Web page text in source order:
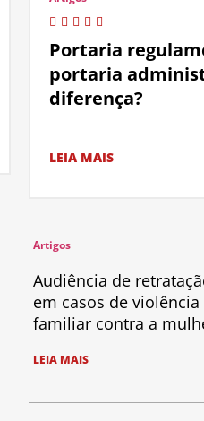
Portaria
portaria
diferença?
LEIA MAIS
Artigos
Audiência de
em casos de
familiar contra a
LEIA MAIS